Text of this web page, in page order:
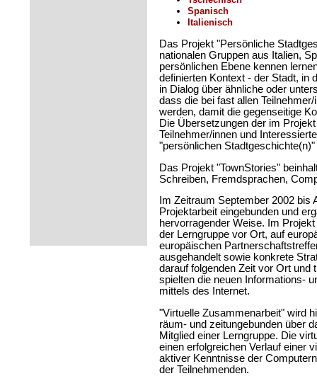
Spanisch
Italienisch
Das Projekt "Persönliche
nationalen Gruppen aus Italien,
persönlichen Ebene kennen
definierten Kontext - der Stadt, in
in Dialog über ähnliche oder
dass die bei fast allen
werden, damit die gegenseitige
Die Übersetzungen der im
Teilnehmer/innen und
"persönlichen
Das Projekt "TownStories"
Schreiben, Fremdsprachen,
Im Zeitraum September 2002
Projektarbeit eingebunden und
hervorragender Weise. Im
der Lerngruppe vor Ort, auf
europäischen
ausgehandelt sowie konkrete
darauf folgenden Zeit vor Ort und
spielten die neuen Informations-
mittels des Internet.
"Virtuelle Zusammenarbeit" wird
räum- und zeitungebunden über
Mitglied einer Lerngruppe. Die
einen erfolgreichen Verlauf einer
aktiver Kenntnisse der
der Teilnehmenden.